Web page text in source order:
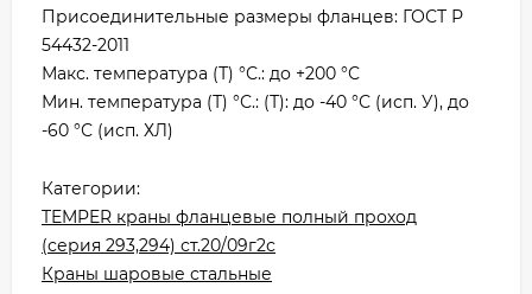
Присоединительные размеры фланцев: ГОСТ Р
54432-2011
Макс. температура (Т) °С.: до +200 °С
Мин. температура (Т) °С.: (Т): до -40 °С (исп. У), до
-60 °С (исп. ХЛ)
Категории:
TEMPER краны фланцевые полный проход
(серия 293,294) ст.20/09г2с
Краны шаровые стальные